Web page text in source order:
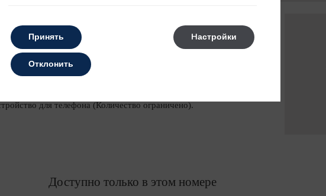
2 кровати 0,90 м. Двойной шкаф. Мини-бар. Кондиционер.
обслуживание номеров. Номер с видом на улицу.
с диагональю 37” или 40”. Спутниковое телевидение.
Полный санузел. Фен. Увеличивающее зеркало. Выбор
для телефона (Количество ограничено).
Доступно только в этом номере
Принять Hастройки
Отклонить